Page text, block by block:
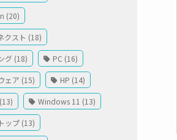
(20)
クスト (18)
グ (18) PC (16)
ェア (15) HP (14)
Windows 11 (13)
ップ (13)